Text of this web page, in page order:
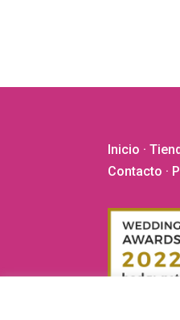
Inicio ·
Contacto ·